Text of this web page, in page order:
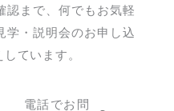
認まで、何でもお気軽
学・説明会のお申し込
ています。
電話でお問